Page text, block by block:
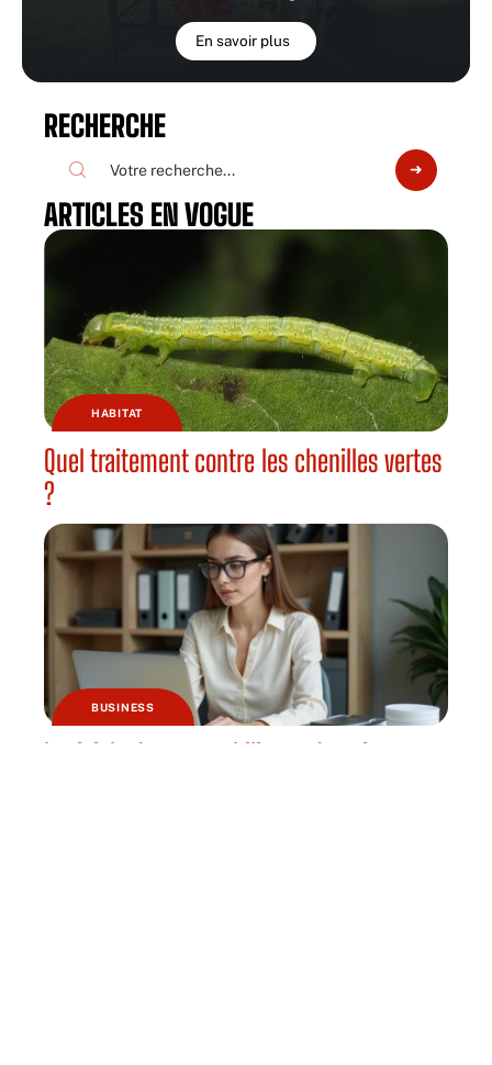
En savoir plus
RECHERCHE
ARTICLES EN VOGUE
HABITAT
Quel traitement contre les chenilles vertes
?
BUSINESS
Logiciels de comptabilité et de caisse :